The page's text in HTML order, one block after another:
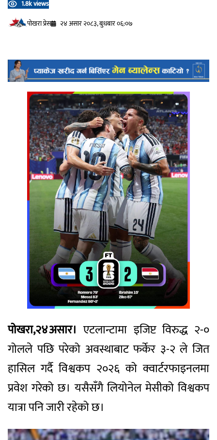
1.8k views
प‍ोखरा प्रेस
२४ असार २०८३, बुधबार ०६:०७
पोखरा,२४असार। एटलान्टामा इजिप्ट विरुद्ध २-०
गोलले पछि परेको अवस्थाबाट फर्केर ३-२ ले जित
हासिल गर्दै विश्वकप २०२६ को क्वार्टरफाइनलमा
प्रवेश गरेको छ। यसैसँगै लियोनेल मेसीको विश्वकप
यात्रा पनि जारी रहेको छ।